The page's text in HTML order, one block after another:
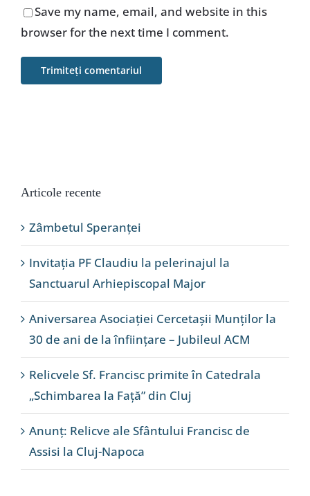
Save my name, email, and website in this
browser for the next time I comment.
Articole recente
Zâmbetul Speranței
Invitația PF Claudiu la pelerinajul la
Sanctuarul Arhiepiscopal Major
Aniversarea Asociației Cercetașii Munților la
30 de ani de la înființare – Jubileul ACM
Relicvele Sf. Francisc primite în Catedrala
„Schimbarea la Față” din Cluj
Anunț: Relicve ale Sfântului Francisc de
Assisi la Cluj-Napoca